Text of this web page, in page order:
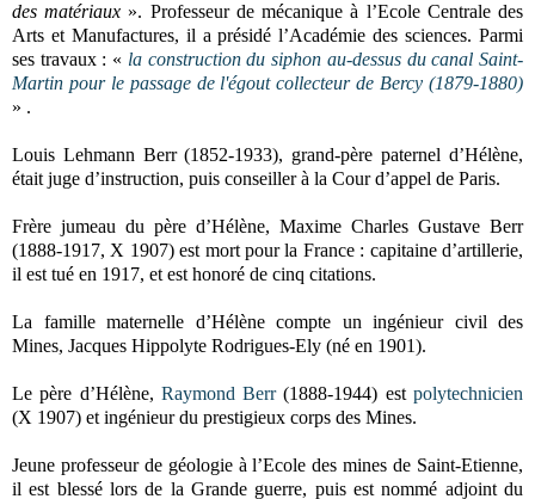
des matériaux ». Professeur de mécanique à l’Ecole Centrale des
Arts et Manufactures, il a présidé l’Académie des sciences. Parmi
ses travaux : « la construction du siphon au-dessus du canal Saint-
Martin pour le passage de l'égout collecteur de Bercy (1879-1880)
» .
Louis Lehmann Berr (1852-1933), grand-père paternel d’Hélène,
était juge d’instruction, puis conseiller à la Cour d’appel de Paris.
Frère jumeau du père d’Hélène, Maxime Charles Gustave Berr
(1888-1917, X 1907) est mort pour la France : capitaine d’artillerie,
il est tué en 1917, et est honoré de cinq citations.
La famille maternelle d’Hélène compte un ingénieur civil des
Mines, Jacques Hippolyte Rodrigues-Ely (né en 1901).
Le père d’Hélène, Raymond Berr(1888-1944) estpolytechnicien
(X 1907) et ingénieur du prestigieux corps des Mines.
Jeune professeur de géologie à l’Ecole des mines de Saint-Etienne,
il est blessé lors de la Grande guerre, puis est nommé adjoint du